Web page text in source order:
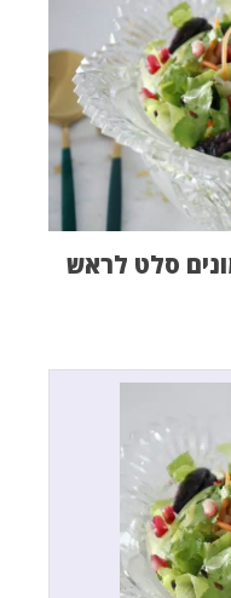
סלט לראש